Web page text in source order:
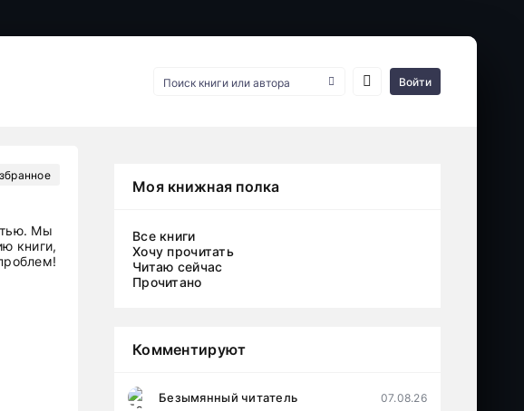
Войти
Мы
книги,
Моя книжная полка
Все книги
Хочу прочитать
Читаю сейчас
Прочитано
Комментируют
Безымянный читатель 07.08.26